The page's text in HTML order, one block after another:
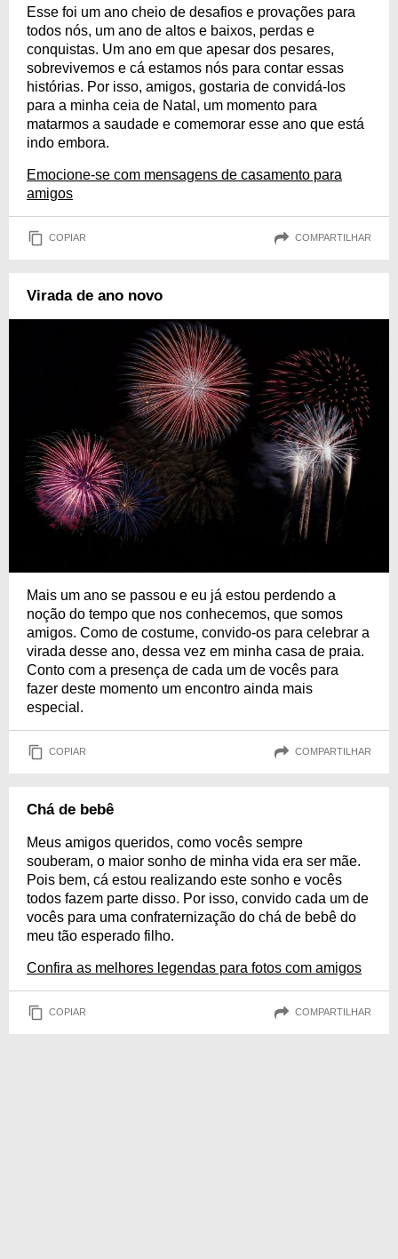
Esse foi um ano cheio de desafios e provações para
todos nós, um ano de altos e baixos, perdas e
conquistas. Um ano em que apesar dos pesares,
sobrevivemos e cá estamos nós para contar essas
histórias. Por isso, amigos, gostaria de convidá-los
para a minha ceia de Natal, um momento para
matarmos a saudade e comemorar esse ano que está
indo embora.
Emocione-se com mensagens de casamento para
amigos
COPIAR COMPARTILHAR
Virada de ano novo
Mais um ano se passou e eu já estou perdendo a
noção do tempo que nos conhecemos, que somos
amigos. Como de costume, convido-os para celebrar a
virada desse ano, dessa vez em minha casa de praia.
Conto com a presença de cada um de vocês para
fazer deste momento um encontro ainda mais
especial.
COPIAR COMPARTILHAR
Chá de bebê
Meus amigos queridos, como vocês sempre
souberam, o maior sonho de minha vida era ser mãe.
Pois bem, cá estou realizando este sonho e vocês
todos fazem parte disso. Por isso, convido cada um de
vocês para uma confraternização do chá de bebê do
meu tão esperado filho.
Confira as melhores legendas para fotos com amigos
COPIAR COMPARTILHAR